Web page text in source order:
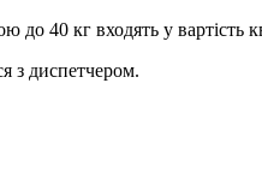
до 40 кг входять у вартість
з диспетчером.